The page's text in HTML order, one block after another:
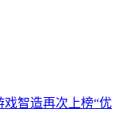
戏智造再次上榜“优